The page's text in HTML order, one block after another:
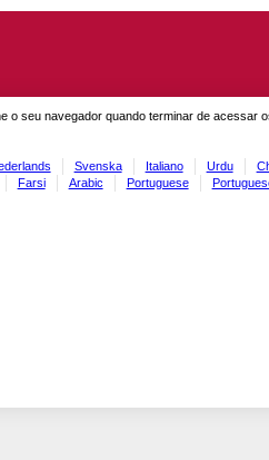
o seu navegador quando terminar de acessar
Svenska Italiano Urdu
Farsi Arabic Portuguese